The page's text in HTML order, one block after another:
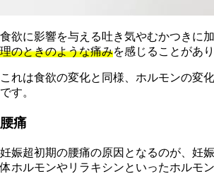
食欲に影響を与える吐き気やむかつきに加
理のときのような痛みを感じることがあり
これは食欲の変化と同様、ホルモンの変
です。
腰痛
妊娠超初期の腰痛の原因となるのが、妊
体ホルモンやリラキシンといったホルモン